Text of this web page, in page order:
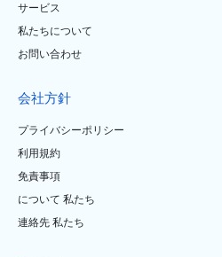
サービス
私たちについて
お問い合わせ
会社方針
プライバシーポリシー
利用規約
免責事項
について 私たち
連絡先 私たち